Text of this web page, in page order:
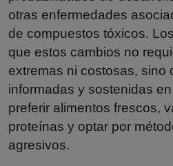
otras enfermedades
de compuestos tóxicos.
que estos cambios no
extremas ni costosas, sino
informadas y sostenidas
preferir alimentos frescos,
proteínas y optar por
agresivos.